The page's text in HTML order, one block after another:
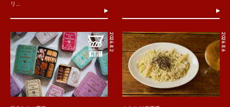
リ...
2026.8.2 2026.8.6